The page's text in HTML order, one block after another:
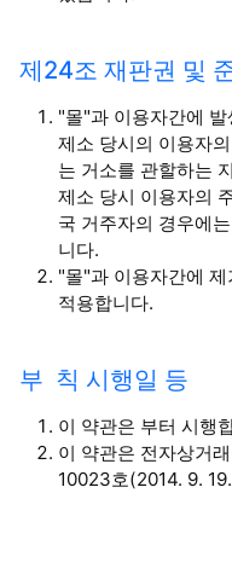
제24조 재판권 및
"몰"과 이용자간에
제소 당시의 이용자
는 거소를 관할하는
제소 당시 이용자의
국 거주자의 경우에
니다.
"몰"과 이용자간에
적용합니다.
부 칙 시행일 등
이 약관은 부터 시행
이 약관은 전자상거
10023호(2014. 9.